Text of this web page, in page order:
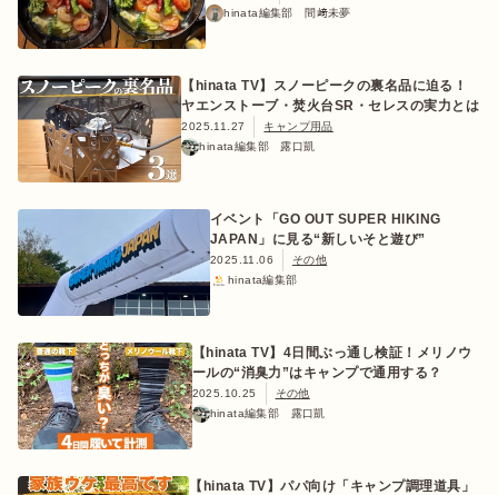
hinata編集部 間﨑未夢
【hinata TV】スノーピークの裏名品に迫る！
ヤエンストーブ・焚火台SR・セレスの実力とは
2025.11.27
キャンプ用品
hinata編集部 露口凱
イベント「GO OUT SUPER HIKING
JAPAN」に見る“新しいそと遊び”
2025.11.06
その他
hinata編集部
【hinata TV】4日間ぶっ通し検証！メリノウ
ールの“消臭力”はキャンプで通用する？
2025.10.25
その他
hinata編集部 露口凱
【hinata TV】パパ向け「キャンプ調理道具」
料理
how to
初めての方
ログイン/会員登録